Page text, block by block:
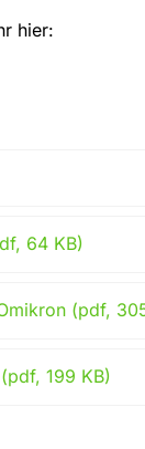
hier:
64 KB)
(pdf,
199 KB)